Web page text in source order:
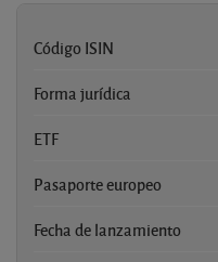
Código ISIN
Forma jurídica
ETF
Pasaporte europeo
Fecha de lanzamiento